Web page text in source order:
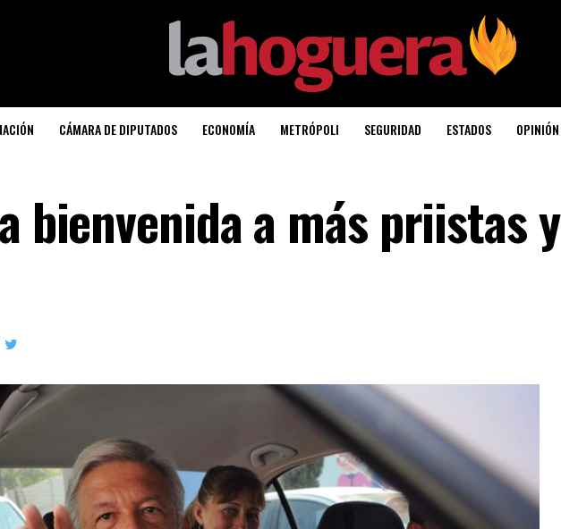
CÁMARA DE DIPUTADOS ECONOMÍA METRÓPOLI SEGURIDAD ESTADOS OPINIÓN
bienvenida a más priistas y